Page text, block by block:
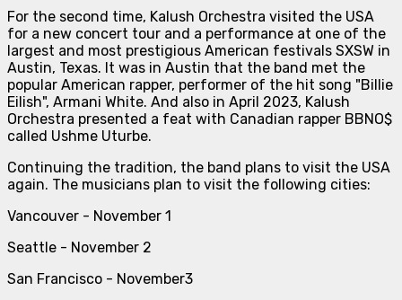
For the second time, Kalush Orchestra visited the USA
for a new concert tour and a performance at one of the
largest and most prestigious American festivals SXSW in
Austin, Texas. It was in Austin that the band met the
popular American rapper, performer of the hit song "Billie
Eilish", Armani White. And also in April 2023, Kalush
Orchestra presented a feat with Canadian rapper BBNO$
called Ushme Uturbe.
Continuing the tradition, the band plans to visit the USA
again. The musicians plan to visit the following cities:
Vancouver - November 1
Seattle - November 2
San Francisco - November3